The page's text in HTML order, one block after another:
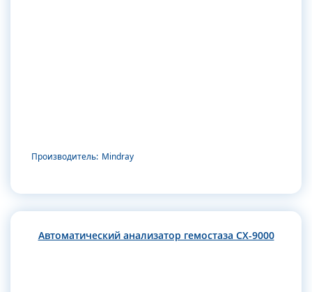
Производитель: Mindray
Автоматический анализатор гемостаза CX-9000